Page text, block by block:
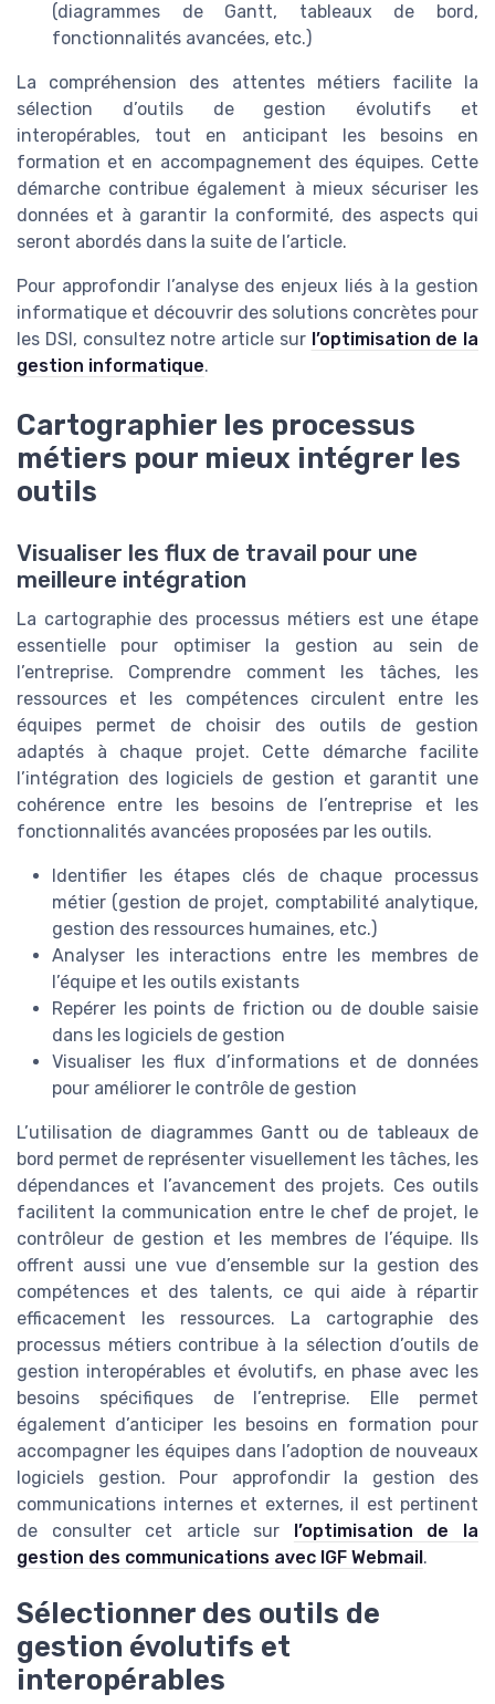
(diagrammes de Gantt, tableaux de bord,
fonctionnalités avancées, etc.)
La compréhension des attentes métiers facilite la
sélection d’outils de gestion évolutifs et
interopérables, tout en anticipant les besoins en
formation et en accompagnement des équipes. Cette
démarche contribue également à mieux sécuriser les
données et à garantir la conformité, des aspects qui
seront abordés dans la suite de l’article.
Pour approfondir l’analyse des enjeux liés à la gestion
informatique et découvrir des solutions concrètes pour
les DSI, consultez notre article sur l’optimisation de la
gestion informatique.
Cartographier les processus
métiers pour mieux intégrer les
outils
Visualiser les flux de travail pour une
meilleure intégration
La cartographie des processus métiers est une étape
essentielle pour optimiser la gestion au sein de
l’entreprise. Comprendre comment les tâches, les
ressources et les compétences circulent entre les
équipes permet de choisir des outils de gestion
adaptés à chaque projet. Cette démarche facilite
l’intégration des logiciels de gestion et garantit une
cohérence entre les besoins de l’entreprise et les
fonctionnalités avancées proposées par les outils.
Identifier les étapes clés de chaque processus
métier (gestion de projet, comptabilité analytique,
gestion des ressources humaines, etc.)
Analyser les interactions entre les membres de
l’équipe et les outils existants
Repérer les points de friction ou de double saisie
dans les logiciels de gestion
Visualiser les flux d’informations et de données
pour améliorer le contrôle de gestion
L’utilisation de diagrammes Gantt ou de tableaux de
bord permet de représenter visuellement les tâches, les
dépendances et l’avancement des projets. Ces outils
facilitent la communication entre le chef de projet, le
contrôleur de gestion et les membres de l’équipe. Ils
offrent aussi une vue d’ensemble sur la gestion des
compétences et des talents, ce qui aide à répartir
efficacement les ressources. La cartographie des
processus métiers contribue à la sélection d’outils de
gestion interopérables et évolutifs, en phase avec les
besoins spécifiques de l’entreprise. Elle permet
également d’anticiper les besoins en formation pour
accompagner les équipes dans l’adoption de nouveaux
logiciels gestion. Pour approfondir la gestion des
communications internes et externes, il est pertinent
de consulter cet article sur
l’optimisation de la
gestion des communications avec IGF Webmail .
Sélectionner des outils de
gestion évolutifs et
interopérables